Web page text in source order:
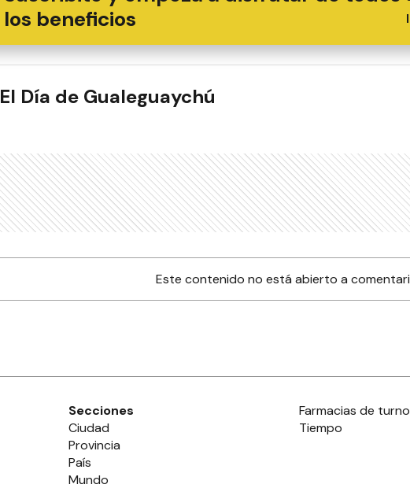
los beneficios
El Día de Gualeguaychú
Este contenido no está abierto a
Secciones
Ciudad
Provincia
País
Mundo
Farmacias de turno
Tiempo